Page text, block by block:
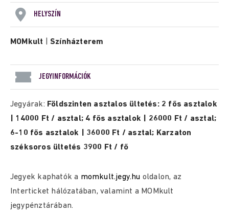
HELYSZÍN
MOMkult |Színházterem
JEGYINFORMÁCIÓK
Jegyárak: Földszinten asztalos ültetés: 2 fős asztalok
| 14000 Ft / asztal; 4 fős asztalok | 26000 Ft / asztal;
6-10 fős asztalok | 36000 Ft / asztal; Karzaton
széksoros ültetés 3900 Ft / fő
Jegyek kaphatók a momkult.jegy.hu oldalon, az
Interticket hálózatában, valamint a MOMkult
jegypénztárában.